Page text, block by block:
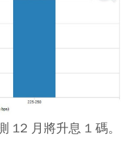
12 月將升息 1 碼。